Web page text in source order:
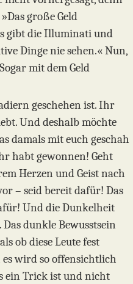
große Geld
gibt die Illuminati und
Dinge nie sehen.« Nun,
mit dem Geld
geschehen ist. Ihr
Und deshalb möchte
damals mit euch geschah
habt gewonnen! Geht
Herzen und Geist nach
– seid bereit dafür! Das
Und die Dunkelheit
dunkle Bewusstsein
ob diese Leute fest
wird so offensichtlich
ein Trick ist und nicht